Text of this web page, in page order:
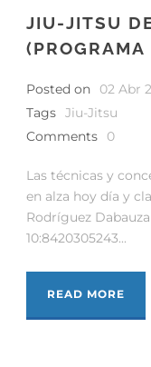
JIU-JITSU
Posted on
02 Abr
Tags Jiu-Jitsu
Comments
0
Las técnicas y
en alza hoy día y
Rodríguez
10:8420305243...
READ MORE